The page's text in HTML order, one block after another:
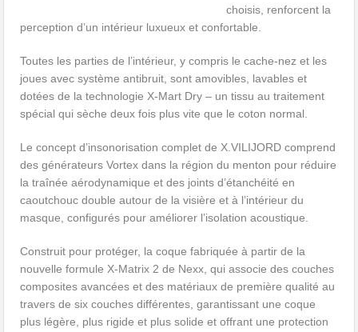
choisis, renforcent la
perception d’un intérieur luxueux et confortable.
Toutes les parties de l’intérieur, y compris le cache-nez et les
joues avec système antibruit, sont amovibles, lavables et
dotées de la technologie X-Mart Dry – un tissu au traitement
spécial qui sèche deux fois plus vite que le coton normal.
Le concept d’insonorisation complet de X.VILIJORD comprend
des générateurs Vortex dans la région du menton pour réduire
la traînée aérodynamique et des joints d’étanchéité en
caoutchouc double autour de la visière et à l’intérieur du
masque, configurés pour améliorer l’isolation acoustique.
Construit pour protéger, la coque fabriquée à partir de la
nouvelle formule X-Matrix 2 de Nexx, qui associe des couches
composites avancées et des matériaux de première qualité au
travers de six couches différentes, garantissant une coque
plus légère, plus rigide et plus solide et offrant une protection